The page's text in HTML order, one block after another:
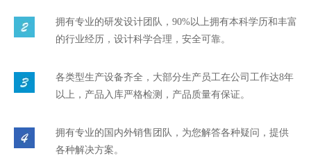
拥有专业的研发设计团队，90%以上拥有本科学历和丰富
的行业经历，设计科学合理，安全可靠。
各类型生产设备齐全，大部分生产员工在公司工作达8年
以上，产品入库严格检测，产品质量有保证。
拥有专业的国内外销售团队，为您解答各种疑问，提供
各种解决方案。